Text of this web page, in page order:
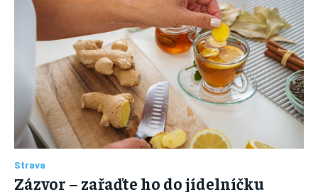
Strava
Zázvor – zařaďte ho do jídelníčku